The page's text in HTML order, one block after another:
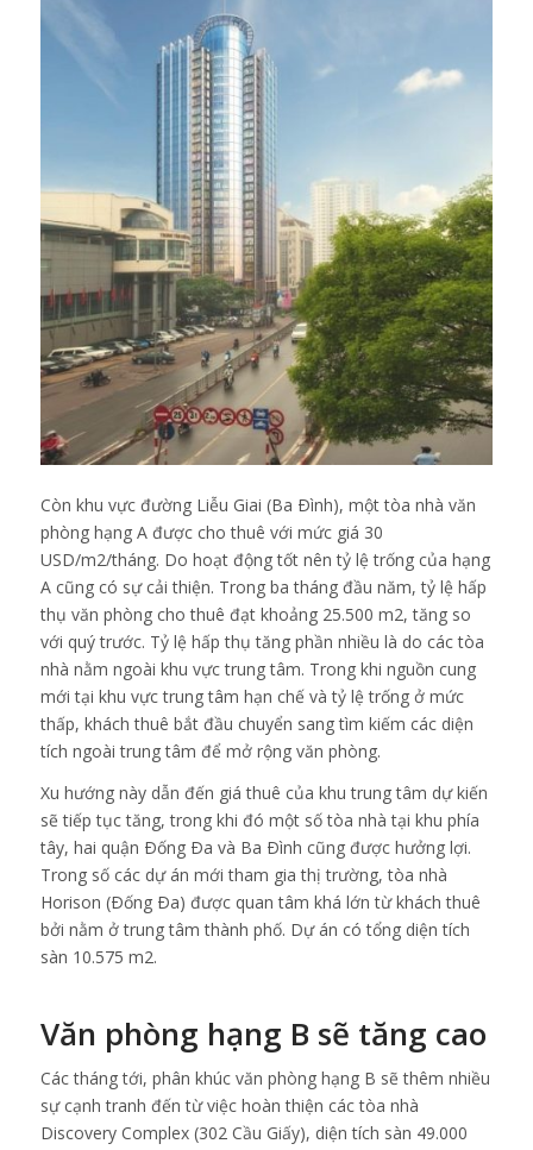
Còn khu vực đường Liễu Giai (Ba Ðình), một tòa nhà văn
phòng hạng A được cho thuê với mức giá 30
USD/m2/tháng. Do hoạt động tốt nên tỷ lệ trống của hạng
A cũng có sự cải thiện. Trong ba tháng đầu năm, tỷ lệ hấp
thụ văn phòng cho thuê đạt khoảng 25.500 m2, tăng so
với quý trước. Tỷ lệ hấp thụ tăng phần nhiều là do các tòa
nhà nằm ngoài khu vực trung tâm. Trong khi nguồn cung
mới tại khu vực trung tâm hạn chế và tỷ lệ trống ở mức
thấp, khách thuê bắt đầu chuyển sang tìm kiếm các diện
tích ngoài trung tâm để mở rộng văn phòng.
Xu hướng này dẫn đến giá thuê của khu trung tâm dự kiến
sẽ tiếp tục tăng, trong khi đó một số tòa nhà tại khu phía
tây, hai quận Ðống Ða và Ba Ðình cũng được hưởng lợi.
Trong số các dự án mới tham gia thị trường, tòa nhà
Horison (Ðống Ða) được quan tâm khá lớn từ khách thuê
bởi nằm ở trung tâm thành phố. Dự án có tổng diện tích
sàn 10.575 m2.
Văn phòng hạng B sẽ tăng cao
Các tháng tới, phân khúc văn phòng hạng B sẽ thêm nhiều
sự cạnh tranh đến từ việc hoàn thiện các tòa nhà
Discovery Complex (302 Cầu Giấy), diện tích sàn 49.000